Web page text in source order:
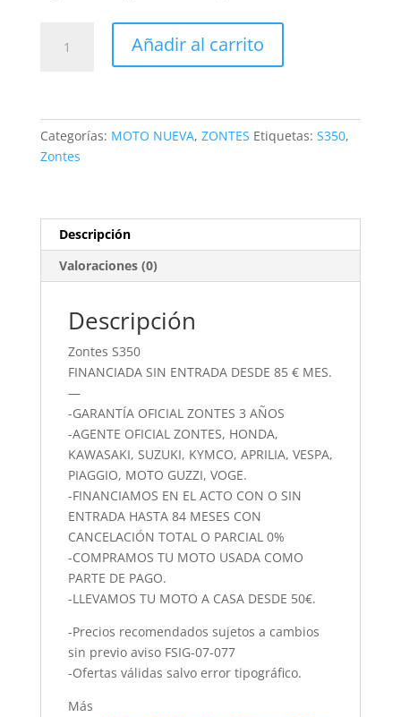
S350
Añadir al carrito
Categorías: MOTO NUEVA, ZONTES Etiquetas: S350,
Zontes
Descripción
Valoraciones (0)
Descripción
Zontes S350
FINANCIADA SIN ENTRADA DESDE 85 € MES.
—
-GARANTÍA OFICIAL ZONTES 3 AÑOS
-AGENTE OFICIAL ZONTES, HONDA,
KAWASAKI, SUZUKI, KYMCO, APRILIA, VESPA,
PIAGGIO, MOTO GUZZI, VOGE.
-FINANCIAMOS EN EL ACTO CON O SIN
ENTRADA HASTA 84 MESES CON
CANCELACIÓN TOTAL O PARCIAL 0%
-COMPRAMOS TU MOTO USADA COMO
PARTE DE PAGO.
-LLEVAMOS TU MOTO A CASA DESDE 50€.
-Precios recomendados sujetos a cambios
sin previo aviso FSIG-07-077
-Ofertas válidas salvo error tipográfico.
Más